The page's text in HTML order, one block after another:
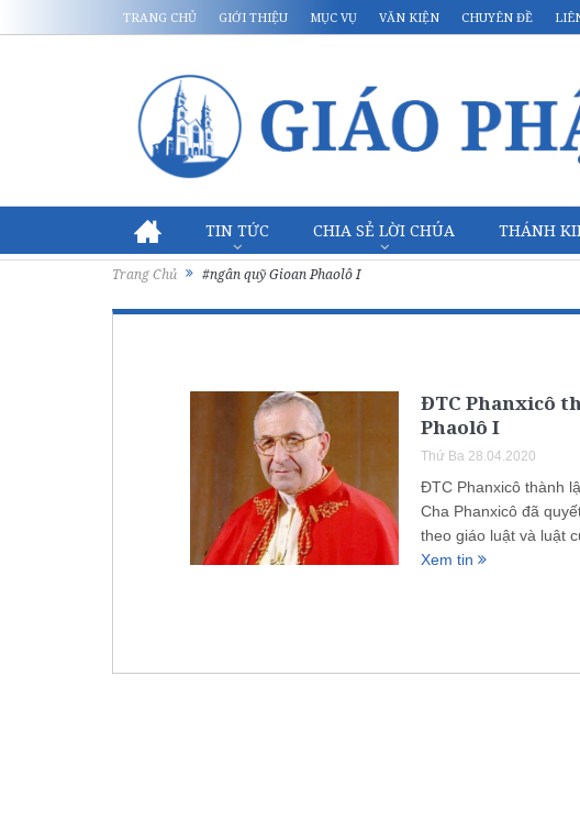
TRANG CHỦ GIỚI THIỆU MỤC VỤ VĂN KIỆN CHUYÊN ĐỀ
TIN TỨC CHIA SẺ LỜI CHÚA THÁNH
Trang Chủ #ngân quỹ Gioan Phaolô I
ĐTC Phanxicô
Phaolô I
Thứ Ba 28.04.2020
ĐTC Phanxicô thành
Cha Phanxicô đã
theo giáo luật và luật
Xem tin